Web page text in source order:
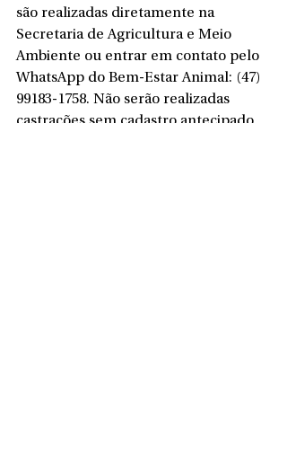
são realizadas diretamente na
Secretaria de Agricultura e Meio
Ambiente ou entrar em contato pelo
WhatsApp do Bem-Estar Animal: (47)
99183-1758. Não serão realizadas
castrações sem cadastro antecipado.